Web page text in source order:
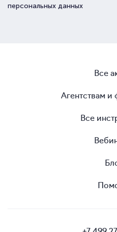
персональных данных
Все
Агентствам
Все